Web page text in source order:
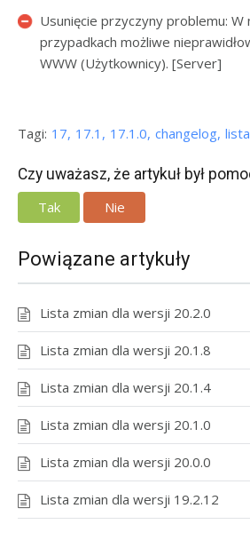
Usunięcie przyczyny problemu: W
przypadkach możliwe
WWW (Użytkownicy). [Server]
Tagi: 17 17.1 17.1.0 changelog
Czy uważasz, że artykuł był
Tak
Nie
Powiązane artykuły
Lista zmian dla wersji 20.2.0
Lista zmian dla wersji 20.1.8
Lista zmian dla wersji 20.1.4
Lista zmian dla wersji 20.1.0
Lista zmian dla wersji 20.0.0
Lista zmian dla wersji 19.2.12